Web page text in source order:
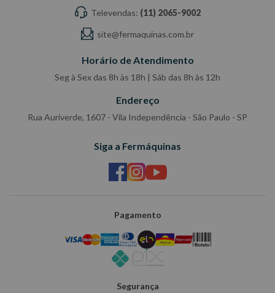
Televendas: (11) 2065-9002
site@fermaquinas.com.br
Horário de Atendimento
Seg à Sex das 8h às 18h | Sáb das 8h às 12h
Endereço
Rua Auriverde, 1607 - Vila Independência - São Paulo - SP
Siga a Fermáquinas
Pagamento
Segurança